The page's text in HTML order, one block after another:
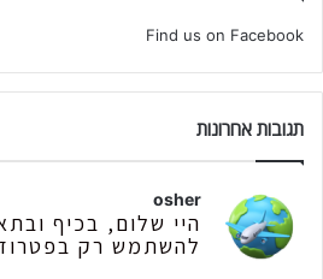
Find us on Facebook
תגובות אחרונות
osher
היי שלום, בכיף
להשתמש רק